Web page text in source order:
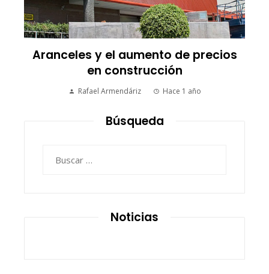
Aranceles y el aumento de precios
en construcción
Rafael Armendáriz Hace 1 año
Búsqueda
Noticias